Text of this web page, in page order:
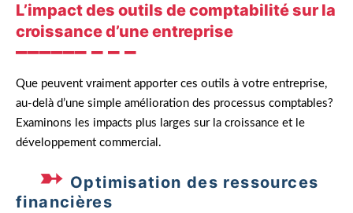
L’impact des outils de comptabilité sur la
croissance d’une entreprise
Que peuvent vraiment apporter ces outils à votre entreprise,
au-delà d’une simple amélioration des processus comptables?
Examinons les impacts plus larges sur la croissance et le
développement commercial.
Optimisation des ressources
financières